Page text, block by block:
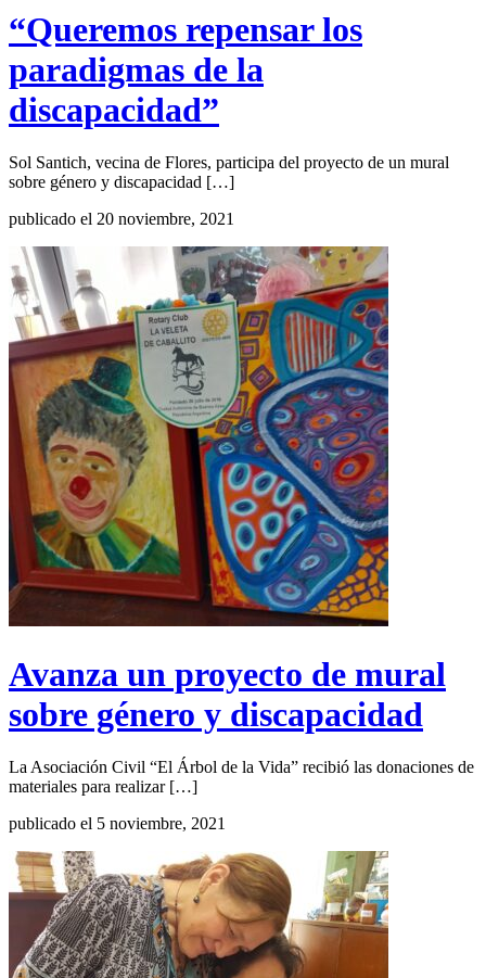
“Queremos repensar los
paradigmas de la
discapacidad”
Sol Santich, vecina de Flores, participa del proyecto de un mural
sobre género y discapacidad […]
publicado el 20 noviembre, 2021
Avanza un proyecto de mural
sobre género y discapacidad
La Asociación Civil “El Árbol de la Vida” recibió las donaciones de
materiales para realizar […]
publicado el 5 noviembre, 2021